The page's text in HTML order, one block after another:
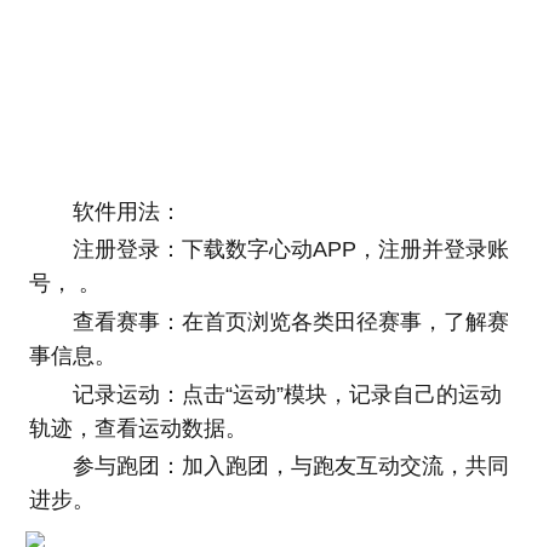
软件用法：
注册登录：下载数字心动APP，注册并登录账
号， 。
查看赛事：在首页浏览各类田径赛事，了解赛
事信息。
记录运动：点击“运动”模块，记录自己的运动
轨迹，查看运动数据。
参与跑团：加入跑团，与跑友互动交流，共同
进步。